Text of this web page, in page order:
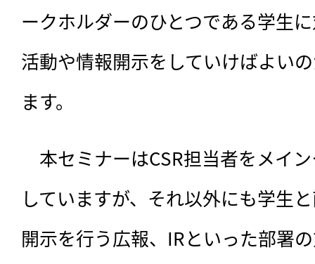
ークホルダーのひとつである学生
活動や情報開示をしていけばよい
ます。
本セミナーはCSR担当者をメイ
していますが、それ以外にも学生
開示を行う広報、IRといった部署